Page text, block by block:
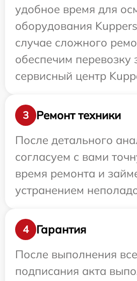
удобное время для
оборудования
случае сложного
обеспечим перевозку
сервисный центр
3
Ремонт техники
После детального
согласуем с вами
время ремонта и
устранением
4
Гарантия
После выполнения
подписания акта